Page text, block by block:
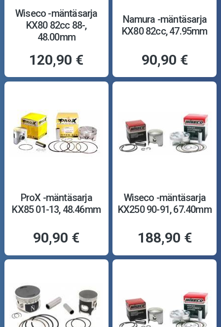
Wiseco -mäntäsarja
KX80 82cc 88-,
48.00mm
120,90 €
Namura -mäntäsarja
KX80 82cc, 47.95mm
90,90 €
ProX -mäntäsarja
KX85 01-13, 48.46mm
90,90 €
Wiseco -mäntäsarja
KX250 90-91, 67.40mm
188,90 €